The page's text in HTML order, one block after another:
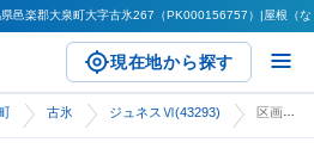
邑楽郡大泉町大字古氷267（PK000156757）|屋根（
現在地から探す
古氷 ジュネスⅥ(43293)